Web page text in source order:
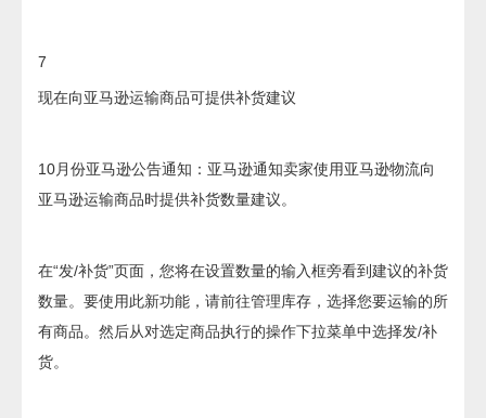
7
现在向亚马逊运输商品可提供补货建议
10月份亚马逊公告通知：亚马逊通知卖家使用亚马逊物流向
亚马逊运输商品时提供补货数量建议。
在“发/补货”页面，您将在设置数量的输入框旁看到建议的补货
数量。要使用此新功能，请前往管理库存，选择您要运输的所
有商品。然后从对选定商品执行的操作下拉菜单中选择发/补
货。